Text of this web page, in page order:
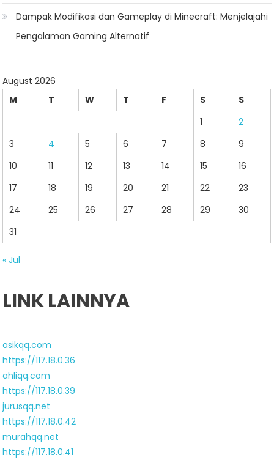
Dampak Modifikasi dan Gameplay di Minecraft: Menjelajahi
Pengalaman Gaming Alternatif
August 2026
M
T W T F S
S
1
2
3
4 5 6 7 8
9
10
11 12 13 14 15
16
17
18 19 20 21 22
23
24
25 26 27 28 29
30
31
« Jul
LINK LAINNYA
asikqq.com
https://117.18.0.36
ahliqq.com
https://117.18.0.39
jurusqq.net
https://117.18.0.42
murahqq.net
https://117.18.0.41